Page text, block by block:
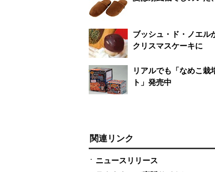
ブッシュ・ド・ノエ
クリスマスケーキに
リアルでも「なめこ
ト」発売中
関連リンク
ニュースリリース